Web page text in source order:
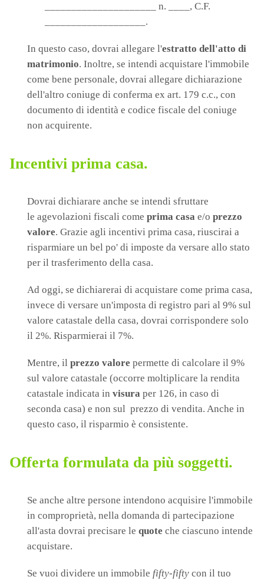
_____________________ n. ____, C.F.
___________________.
In questo caso, dovrai allegare l'estratto dell'atto di
matrimonio. Inoltre, se intendi acquistare l'immobile
come bene personale, dovrai allegare dichiarazione
dell'altro coniuge di conferma ex art. 179 c.c., con
documento di identità e codice fiscale del coniuge
non acquirente.
Incentivi prima casa.
Dovrai dichiarare anche se intendi sfruttare
le agevolazioni fiscali come prima casa e/o prezzo
valore. Grazie agli incentivi prima casa, riuscirai a
risparmiare un bel po' di imposte da versare allo stato
per il trasferimento della casa.
Ad oggi, se dichiarerai di acquistare come prima casa,
invece di versare un'imposta di registro pari al 9% sul
valore catastale della casa, dovrai corrispondere solo
il 2%. Risparmierai il 7%.
Mentre, il prezzo valore permette di calcolare il 9%
sul valore catastale (occorre moltiplicare la rendita
catastale indicata in visura per 126, in caso di
seconda casa) e non sul prezzo di vendita. Anche in
questo caso, il risparmio è consistente.
Offerta formulata da più soggetti.
Se anche altre persone intendono acquisire l'immobile
in comproprietà, nella domanda di partecipazione
all'asta dovrai precisare le quote che ciascuno intende
acquistare.
Se vuoi dividere un immobile fifty-fifty con il tuo